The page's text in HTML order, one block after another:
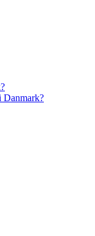
Danmark?